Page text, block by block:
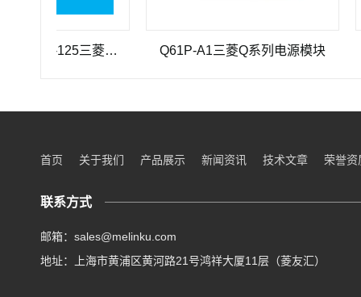
三菱重工SEHV100L-125三菱重工蜗轮蜗杆减速机SEHV100L-125 Q61P-A1三菱Q系列电源模块
首页 关于我们 产品展示 新闻资讯 技术文章 荣誉资
联系方式
邮箱：sales@melinku.com
地址：上海市黄浦区黄河路21号鸿祥大厦11层（菱友汇）